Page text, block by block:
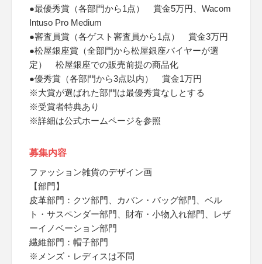
●最優秀賞（各部門から1点） 賞金5万円、Wacom
Intuso Pro Medium
●審査員賞（各ゲスト審査員から1点） 賞金3万円
●松屋銀座賞（全部門から松屋銀座バイヤーが選
定） 松屋銀座での販売前提の商品化
●優秀賞（各部門から3点以内） 賞金1万円
※大賞が選ばれた部門は最優秀賞なしとする
※受賞者特典あり
※詳細は公式ホームページを参照
募集内容
ファッション雑貨のデザイン画
【部門】
皮革部門：クツ部門、カバン・バッグ部門、ベル
ト・サスペンダー部門、財布・小物入れ部門、レザ
ーイノベーション部門
繊維部門：帽子部門
※メンズ・レディスは不問